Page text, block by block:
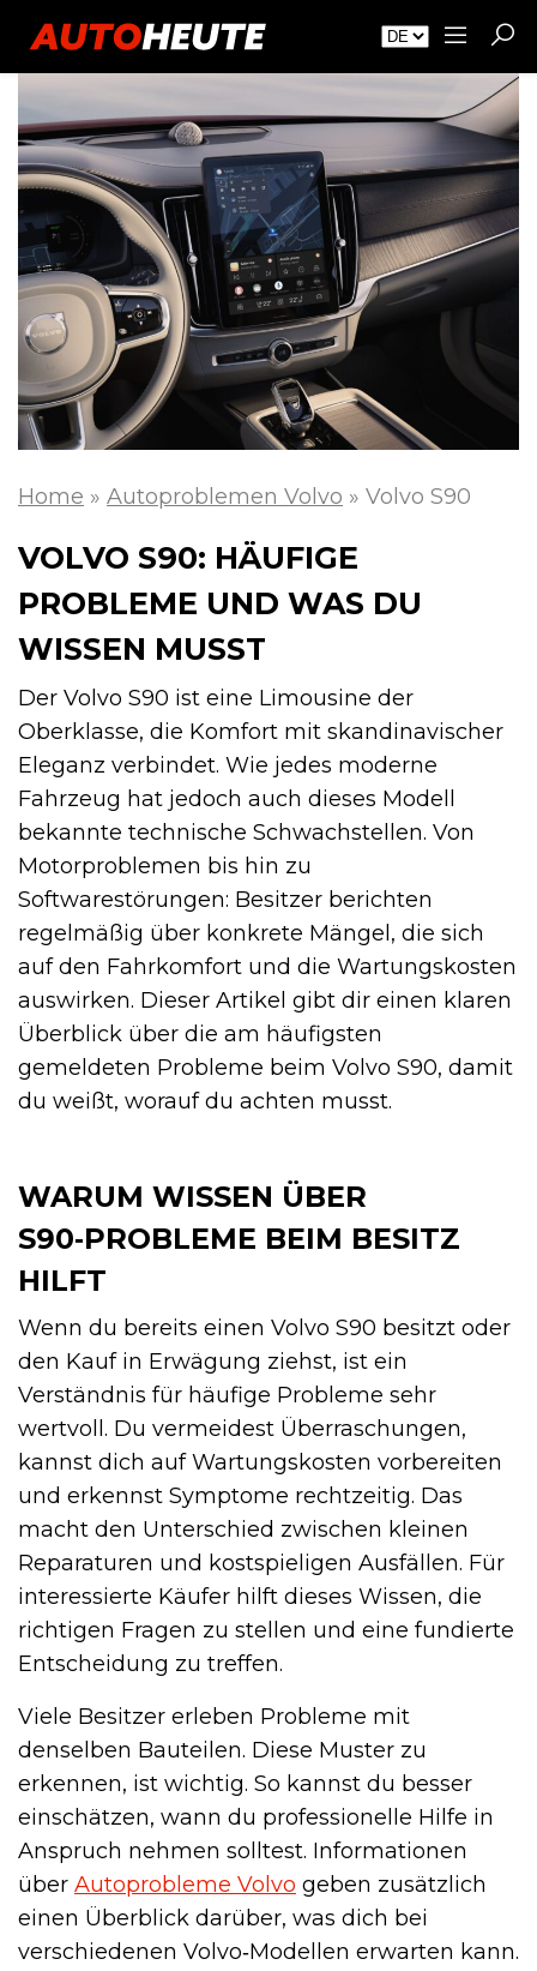
Home » Autoproblemen Volvo » Volvo S90
VOLVO S90: HÄUFIGE
PROBLEME UND WAS DU
WISSEN MUSST
Der Volvo S90 ist eine Limousine der
Oberklasse, die Komfort mit skandinavischer
Eleganz verbindet. Wie jedes moderne
Fahrzeug hat jedoch auch dieses Modell
bekannte technische Schwachstellen. Von
Motorproblemen bis hin zu
Softwarestörungen: Besitzer berichten
regelmäßig über konkrete Mängel, die sich
auf den Fahrkomfort und die Wartungskosten
auswirken. Dieser Artikel gibt dir einen klaren
Überblick über die am häufigsten
gemeldeten Probleme beim Volvo S90, damit
du weißt, worauf du achten musst.
WARUM WISSEN ÜBER
S90‑PROBLEME BEIM BESITZ
HILFT
Wenn du bereits einen Volvo S90 besitzt oder
den Kauf in Erwägung ziehst, ist ein
Verständnis für häufige Probleme sehr
wertvoll. Du vermeidest Überraschungen,
kannst dich auf Wartungskosten vorbereiten
und erkennst Symptome rechtzeitig. Das
macht den Unterschied zwischen kleinen
Reparaturen und kostspieligen Ausfällen. Für
interessierte Käufer hilft dieses Wissen, die
richtigen Fragen zu stellen und eine fundierte
Entscheidung zu treffen.
Viele Besitzer erleben Probleme mit
denselben Bauteilen. Diese Muster zu
erkennen, ist wichtig. So kannst du besser
einschätzen, wann du professionelle Hilfe in
Anspruch nehmen solltest. Informationen
über Autoprobleme Volvo geben zusätzlich
einen Überblick darüber, was dich bei
verschiedenen Volvo‑Modellen erwarten kann.